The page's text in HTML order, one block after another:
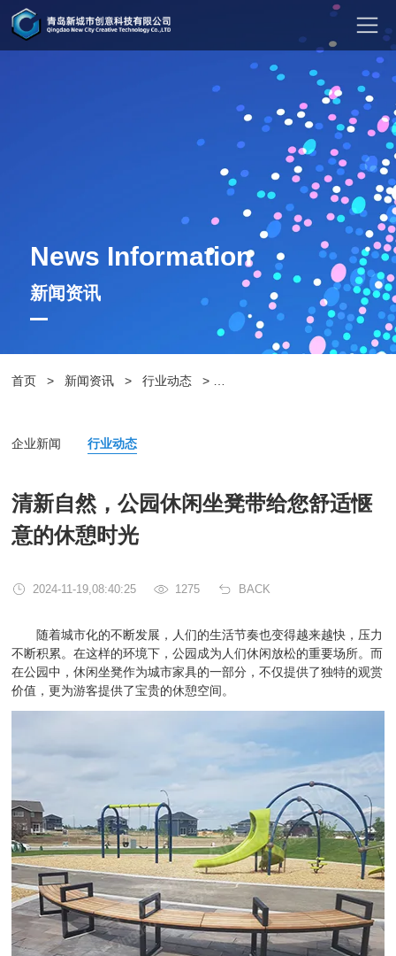
News Information
新闻资讯
首页 > 新闻资讯 > 行业动态 >
企业新闻 行业动态
清新自然，公园休闲坐凳带给您舒适惬
意的休憩时光
2024-11-19,08:40:25 1275 BACK
随着城市化的不断发展，人们的生活节奏也变得越来越快，压力
不断积累。在这样的环境下，公园成为人们休闲放松的重要场所。而
在公园中，休闲坐凳作为城市家具的一部分，不仅提供了独特的观赏
价值，更为游客提供了宝贵的休憩空间。